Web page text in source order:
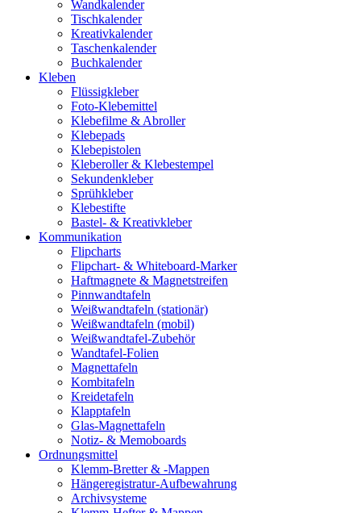
Wandkalender
Tischkalender
Kreativkalender
Taschenkalender
Buchkalender
Kleben
Flüssigkleber
Foto-Klebemittel
Klebefilme & Abroller
Klebepads
Klebepistolen
Kleberoller & Klebestempel
Sekundenkleber
Sprühkleber
Klebestifte
Bastel- & Kreativkleber
Kommunikation
Flipcharts
Flipchart- & Whiteboard-Marker
Haftmagnete & Magnetstreifen
Pinnwandtafeln
Weißwandtafeln (stationär)
Weißwandtafeln (mobil)
Weißwandtafel-Zubehör
Wandtafel-Folien
Magnettafeln
Kombitafeln
Kreidetafeln
Klapptafeln
Glas-Magnettafeln
Notiz- & Memoboards
Ordnungsmittel
Klemm-Bretter & -Mappen
Hängeregistratur-Aufbewahrung
Archivsysteme